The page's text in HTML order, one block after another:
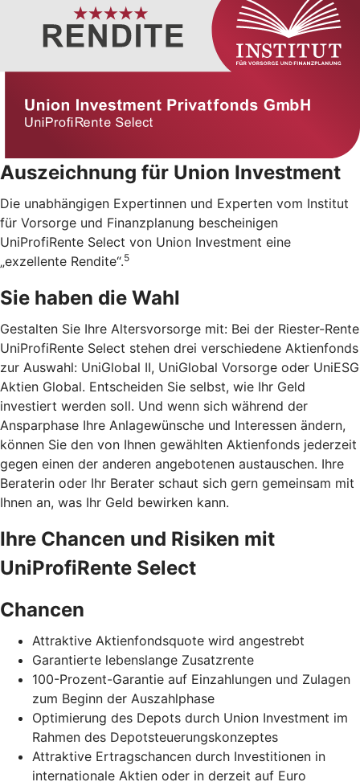
Auszeichnung für Union Investment
Die unabhängigen Expertinnen und Experten vom Institut
für Vorsorge und Finanzplanung bescheinigen
UniProfiRente Select von Union Investment eine
„exzellente Rendite“.5
Sie haben die Wahl
Gestalten Sie Ihre Altersvorsorge mit: Bei der Riester-Rente
UniProfiRente Select stehen drei verschiedene Aktienfonds
zur Auswahl: UniGlobal II, UniGlobal Vorsorge oder UniESG
Aktien Global. Entscheiden Sie selbst, wie Ihr Geld
investiert werden soll. Und wenn sich während der
Ansparphase Ihre Anlagewünsche und Interessen ändern,
können Sie den von Ihnen gewählten Aktienfonds jederzeit
gegen einen der anderen angebotenen austauschen. Ihre
Beraterin oder Ihr Berater schaut sich gern gemeinsam mit
Ihnen an, was Ihr Geld bewirken kann.
Ihre Chancen und Risiken mit
UniProfiRente Select
Chancen
Attraktive Aktienfondsquote wird angestrebt
Garantierte lebenslange Zusatzrente
100-Prozent-Garantie auf Einzahlungen und Zulagen
zum Beginn der Auszahlphase
Optimierung des Depots durch Union Investment im
Rahmen des Depotsteuerungskonzeptes
Attraktive Ertragschancen durch Investitionen in
internationale Aktien oder in derzeit auf Euro